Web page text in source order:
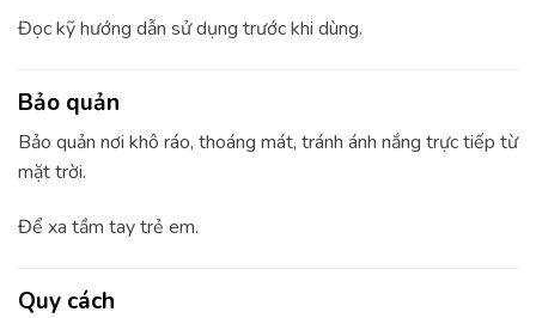
Đọc kỹ hướng dẫn sử dụng trước khi dùng.
Bảo quản
Bảo quản nơi khô ráo, thoáng mát, tránh ánh nắng trực tiếp từ
mặt trời.
Để xa tầm tay trẻ em.
Quy cách